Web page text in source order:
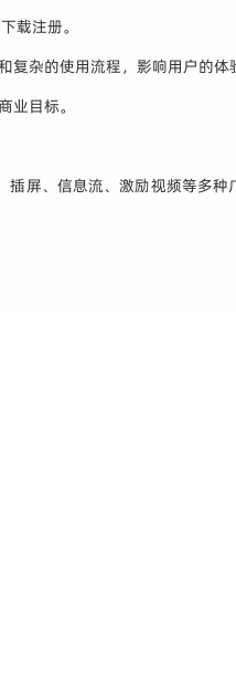
载注册。
杂的使用流程，影响用户的体
目标。
屏、信息流、激励视频等多